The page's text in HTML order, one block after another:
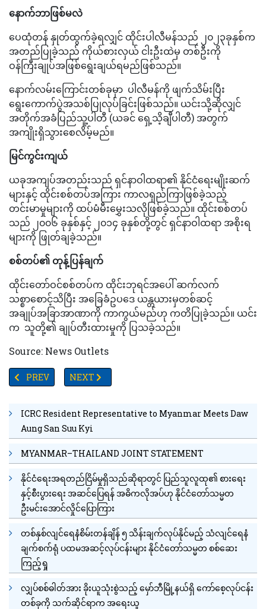
နောက်ဘာဖြစ်မလဲ
ပေထုံတန် နှုတ်ထွက်ခဲ့ရလျှင် ထိုင်းပါလီမန်သည် ၂၀၂၃ခုနှစ်က
အတည်ပြုခဲ့သည် ကိုယ်စားလှယ် ငါးဦးထဲမှ တစ်ဦးကို
ဝန်ကြီးချုပ်အဖြစ်ရွေးချယ်ရမည်ဖြစ်သည်။
နောက်လမ်းကြောင်းတစ်ခုမှာ ပါလီမန်ကို ဖျက်သိမ်းပြီး
ရွေးကောက်ပွဲအသစ်ပြုလုပ်ခြင်းဖြစ်သည်။ ယင်းသို့ဆိုလျှင်
အတိုက်အခံပြည်သူ့ပါတီ (ယခင် ရှေ့သိ့ချီပါတီ) အတွက်
အကျိုးရှိသွားစေလိမ့်မည်။
မြင်ကွင်းကျယ်
ယခုအကျပ်အတည်းသည် ရှင်နာဝါထရာ၏ နိုင်ငံရေးမျိုးဆက်
များနှင့် ထိုင်းစစ်တပ်အကြား ကာလရှည်ကြာဖြစ်ခဲ့သည့်
တင်းမာမှုများကို ထပ်မံမီးမွှေးသလိုဖြစ်ခဲ့သည်။ ထိုင်းစစ်တပ်
သည် ၂၀၀၆ ခုနှစ်နှင့် ၂၀၁၄ ခုနှစ်တို့တွင် ရှင်နာဝါထရာ အစိုးရ
များကို ဖြုတ်ချခဲ့သည်။
စစ်တပ်၏ တုန့်ပြန်ချက်
ထိုင်းတော်ဝင်စစ်တပ်က ထိုင်းဘုရင်အပေါ် ဆက်လက်
သစ္စာစောင့်သိပြီး အခြေခံဥပဒေ ယန္တယားမှတစ်ဆင့်
အချုပ်အခြာအာဏာကို ကာကွယ်မည်ဟု ကတိပြုခဲ့သည်။ ယင်း
က သူတို့၏ ချုပ်တီးထားမှုကို ပြသခဲ့သည်။
Source: News Outlets
PREVIOUS ARTICLE: မြေငလျင်လှုပ်ခတ်ခြင်းများကြောင်းအာ
PREV NEXT ARTICLE: နိုင်ငံခြားကျောင်းသားများ
NEXT
ICRC Resident Representative to Myanmar Meets Daw
Aung San Suu Kyi
MYANMAR–THAILAND JOINT STATEMENT
နိုင်ငံရေးအရတည်ငြိမ်မှုရှိသည်ဆိုရာတွင် ပြည်သူလူထု၏ စားရေး
နှင့်စီးပွားရေး အဆင်ပြေရန် အဓိကလိုအပ်ဟု နိုင်ငံတော်သမ္မတ
ဦးမင်းအောင်လှိုင်ပြောကြား
တစ်နှစ်လျင်ရေနံစိမ်းတန်ချိန် ၅ သိန်းချက်လုပ်နိုင်မည့် သံလျင်ရေနံ
ချက်စက်ရုံ ပထမအဆင့်လုပ်ငန်းများ နိုင်ငံတော်သမ္မတ စစ်ဆေး
ကြည့်ရှု
လျှပ်စစ်ဓါတ်အား ခိုးယူသုံးစွဲသည့် မှော်ဘီမြို့နယ်ရှိ ကော်စေ့လုပ်ငန်း
တစ်ခုကို သက်ဆိုင်ရာက အရေးယူ